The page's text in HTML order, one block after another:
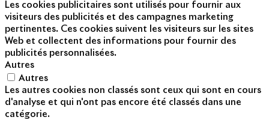
Les cookies publicitaires sont utilisés pour fournir aux
visiteurs des publicités et des campagnes marketing
pertinentes. Ces cookies suivent les visiteurs sur les sites
Web et collectent des informations pour fournir des
publicités personnalisées.
Autres
Autres
Les autres cookies non classés sont ceux qui sont en cours
d'analyse et qui n'ont pas encore été classés dans une
catégorie.